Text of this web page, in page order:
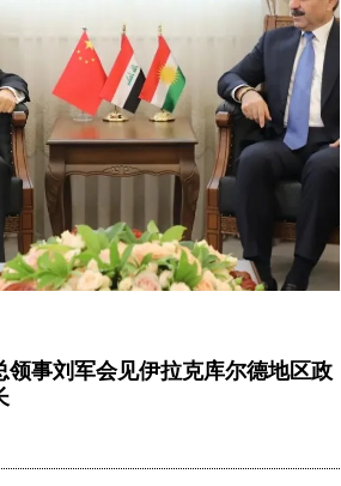
领事刘军会见伊拉克库尔德地区政